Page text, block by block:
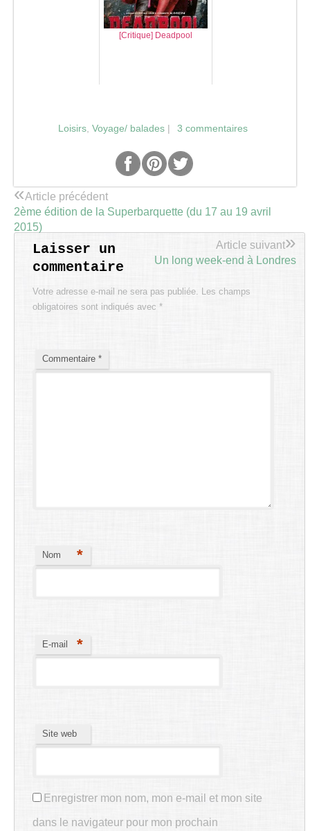
[Critique] Deadpool
Loisirs Voyage/ balades | 3 commentaires
«Article précédent
2ème édition de la Superbarquette (du 17 au 19 avril
2015)
Article suivant»
Un long week-end à Londres
Laisser un
commentaire
Votre adresse e-mail ne sera pas publiée. Les champs
obligatoires sont indiqués avec *
Commentaire *
Nom *
E-mail *
Site web
Enregistrer mon nom, mon e-mail et mon site
dans le navigateur pour mon prochain